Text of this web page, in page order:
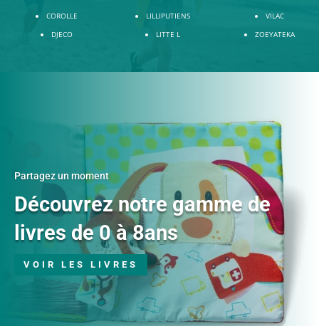
COROLLE
DJECO
LILLIPUTIENS
LITTE L
VILAC
ZOEYATEKA
Partagez un moment
Découvrez notre gamme de
livres de 0 à 8ans
VOIR LES LIVRES